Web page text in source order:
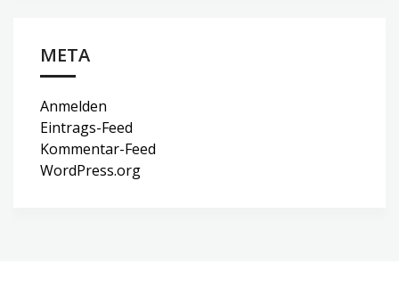
META
Anmelden
Eintrags-Feed
Kommentar-Feed
WordPress.org